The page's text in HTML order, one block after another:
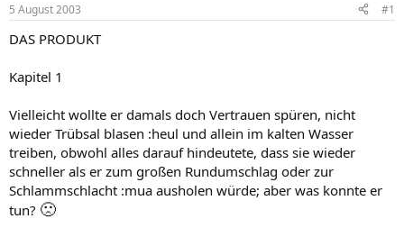
e
r
t
5 August 2003 #1
DAS PRODUKT
Kapitel 1
Vielleicht wollte er damals doch Vertrauen spüren, nicht
wieder Trübsal blasen :heul und allein im kalten Wasser
treiben, obwohl alles darauf hindeutete, dass sie wieder
schneller als er zum großen Rundumschlag oder zur
Schlammschlacht :mua ausholen würde; aber was konnte er
tun? 🙁